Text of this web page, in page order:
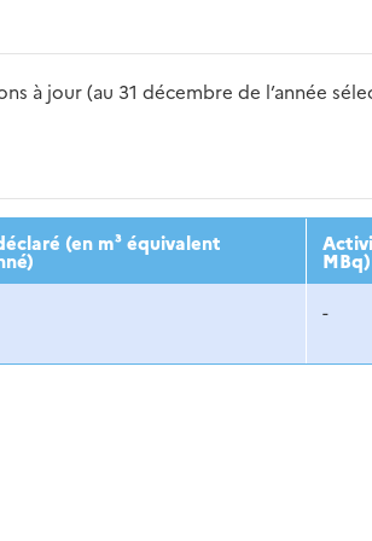
à jour (au 31 décembre de l’année
2017 2018
(en m³ équivalent
MBq)
-